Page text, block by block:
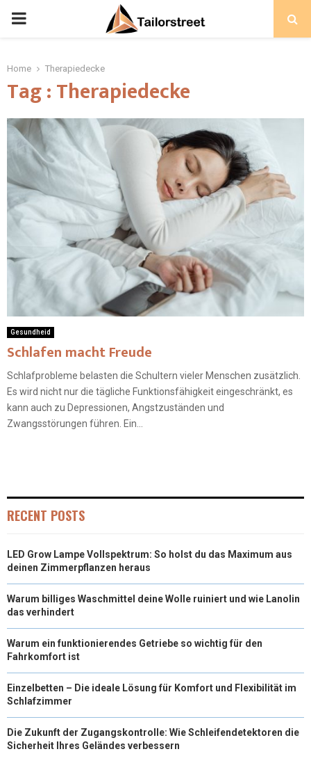
PRIMARY
Home Therapiedecke
Tag : Therapiedecke
Gesundheid
Schlafen macht Freude
Schlafprobleme belasten die Schultern vieler Menschen zusätzlich.
Es wird nicht nur die tägliche Funktionsfähigkeit eingeschränkt, es
kann auch zu Depressionen, Angstzuständen und
Zwangsstörungen führen. Ein...
RECENT POSTS
LED Grow Lampe Vollspektrum: So holst du das Maximum aus
deinen Zimmerpflanzen heraus
Warum billiges Waschmittel deine Wolle ruiniert und wie Lanolin
das verhindert
Warum ein funktionierendes Getriebe so wichtig für den
Fahrkomfort ist
Einzelbetten – Die ideale Lösung für Komfort und Flexibilität im
Schlafzimmer
Die Zukunft der Zugangskontrolle: Wie Schleifendetektoren die
Sicherheit Ihres Geländes verbessern